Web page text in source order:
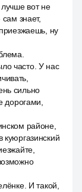
вот не
знает,
ну
часто. У нас
сильно
дорогами,
районе,
И такой,